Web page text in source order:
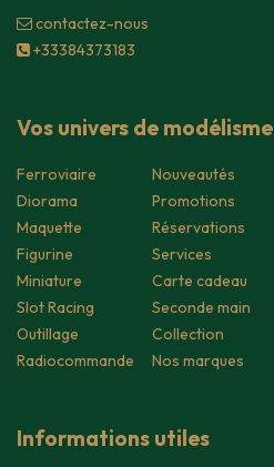
contacte​z-nous
+33384373183
Vos univers de modélisme
Ferroviaire
Diorama
Maquette
Figurine
Miniature
Slot Racing
Outillage
Radiocommande
Nouveautés
Promotions
Réservations
Services
Carte cadeau
Seconde main
Collection
Nos marques
Informations utiles